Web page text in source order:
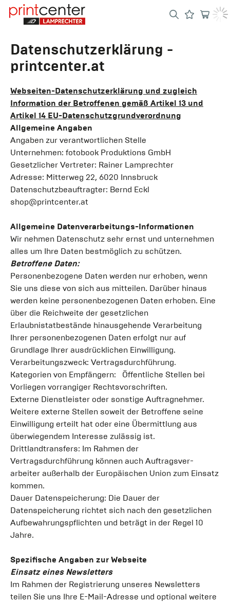
Datenschutzerklärung -
printcenter.at
Webseiten-Datenschutzerklärung und zugleich
Information der Betroffenen gemäß Artikel 13 und
Artikel 14 EU-Datenschutzgrundverordnung
Allgemeine Angaben
Angaben zur verantwortlichen Stelle
Unternehmen: fotobook Produktions GmbH
Gesetzlicher Vertreter: Rainer Lamprechter
Adresse: Mitterweg 22, 6020 Innsbruck
Datenschutzbeauftragter: Bernd Eckl
shop@printcenter.at
Allgemeine Datenverarbeitungs-Informationen
Wir nehmen Datenschutz sehr ernst und unternehmen
alles um Ihre Daten bestmöglich zu schützen.
Betroffene Daten:
Personenbezogene Daten werden nur erhoben, wenn
Sie uns diese von sich aus mitteilen. Darüber hinaus
werden keine personenbezogenen Daten erhoben. Eine
über die Reichweite der gesetzlichen
Erlaubnistatbestände hinausgehende Verarbeitung
Ihrer personenbezogenen Daten erfolgt nur auf
Grundlage Ihrer ausdrücklichen Einwilligung.
Verarbeitungszweck: Vertragsdurchführung.
Kategorien von Empfängern: Öffentliche Stellen bei
Vorliegen vorrangiger Rechtsvorschriften.
Externe Dienstleister oder sonstige Auftragnehmer.
Weitere externe Stellen soweit der Betroffene seine
Einwilligung erteilt hat oder eine Übermittlung aus
überwiegendem Interesse zulässig ist.
Drittlandtransfers: Im Rahmen der
Vertragsdurchführung können auch Auftragsver-
arbeiter außerhalb der Europäischen Union zum Einsatz
kommen.
Dauer Datenspeicherung: Die Dauer der
Datenspeicherung richtet sich nach den gesetzlichen
Aufbewahrungspflichten und beträgt in der Regel 10
Jahre.
Spezifische Angaben zur Webseite
Einsatz eines Newsletters
Im Rahmen der Registrierung unseres Newsletters
teilen Sie uns Ihre E-Mail-Adresse und optional weitere